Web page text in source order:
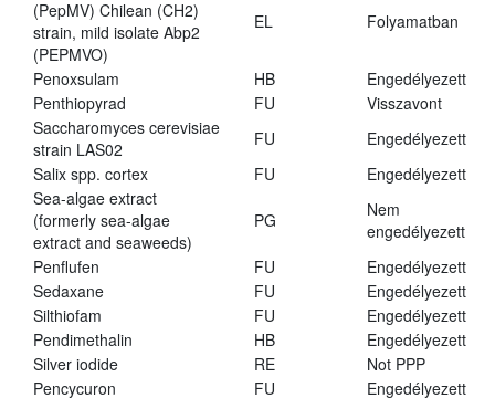
(PepMV) Chilean (CH2)
strain, mild isolate Abp2
(PEPMVO)
EL Folyamatban
Penoxsulam HB
Engedélyezett
Penthiopyrad
FU
Visszavont
Saccharomyces cerevisiae
strain LAS02
FU
Engedélyezett
Salix spp. cortex
FU
Engedélyezett
Sea-algae extract
(formerly sea-algae
extract and seaweeds)
PG
Nem
engedélyezett
Penflufen
FU
Engedélyezett
Sedaxane
FU
Engedélyezett
Silthiofam
FU
Engedélyezett
Pendimethalin
HB
Engedélyezett
Silver iodide
RE
Not PPP
Pencycuron
FU
Engedélyezett